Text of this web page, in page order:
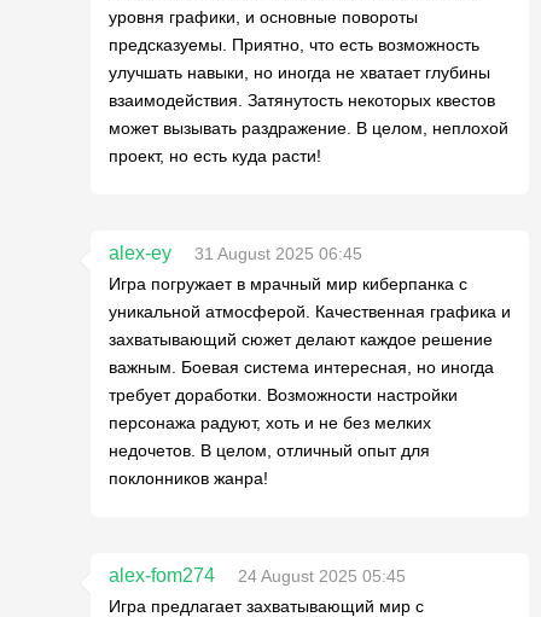
уровня графики, и основные повороты
предсказуемы. Приятно, что есть возможность
улучшать навыки, но иногда не хватает глубины
взаимодействия. Затянутость некоторых квестов
может вызывать раздражение. В целом, неплохой
проект, но есть куда расти!
alex-ey
31 August 2025 06:45
Игра погружает в мрачный мир киберпанка с
уникальной атмосферой. Качественная графика и
захватывающий сюжет делают каждое решение
важным. Боевая система интересная, но иногда
требует доработки. Возможности настройки
персонажа радуют, хоть и не без мелких
недочетов. В целом, отличный опыт для
поклонников жанра!
alex-fom274
24 August 2025 05:45
Игра предлагает захватывающий мир с